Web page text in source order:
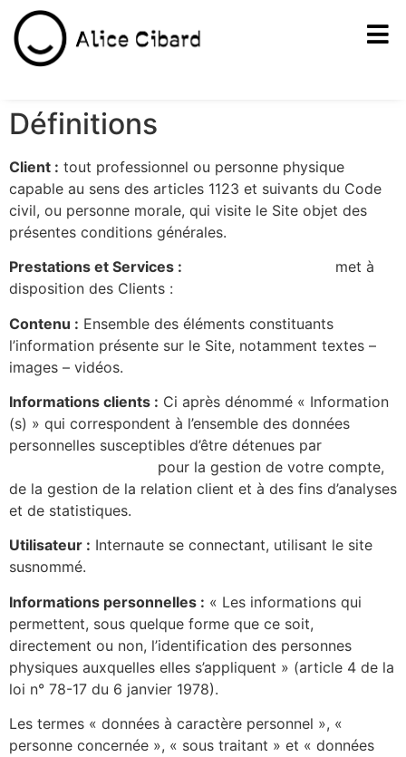
Définitions
Client : tout professionnel ou personne physique
capable au sens des articles 1123 et suivants du Code
civil, ou personne morale, qui visite le Site objet des
présentes conditions générales.
Prestations et Services :
met à
disposition des Clients :
Contenu : Ensemble des éléments constituants
l’information présente sur le Site, notamment textes –
images – vidéos.
Informations clients : Ci après dénommé « Information
(s) » qui correspondent à l’ensemble des données
personnelles susceptibles d’être détenues par
pour la gestion de votre compte,
de la gestion de la relation client et à des fins d’analyses
et de statistiques.
Utilisateur : Internaute se connectant, utilisant le site
susnommé.
Informations personnelles : « Les informations qui
permettent, sous quelque forme que ce soit,
directement ou non, l’identification des personnes
physiques auxquelles elles s’appliquent » (article 4 de la
loi n° 78-17 du 6 janvier 1978).
Les termes « données à caractère personnel », «
personne concernée », « sous traitant » et « données